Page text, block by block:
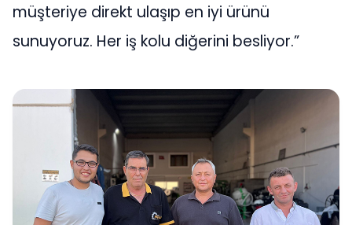
müşteriye direkt ulaşıp en iyi ürünü
sunuyoruz. Her iş kolu diğerini besliyor.”